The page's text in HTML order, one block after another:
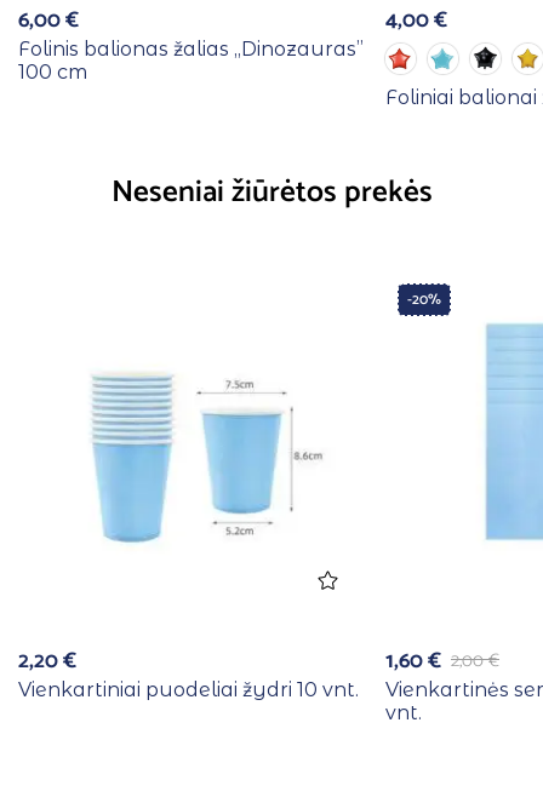
6,00€
Folinis balionas žalias ,,Dinozauras”
100 cm
4,00€
Foliniai
Neseniai žiūrėtos prekės
2,20€
Vienkartiniai puodeliai žydri 10 vnt.
-20%
2,00€
1,60€
Vienkartinės
vnt.